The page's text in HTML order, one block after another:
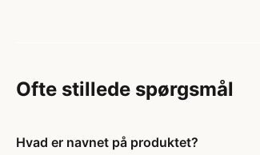
Ofte stillede spørgsmål
Hvad er navnet på produktet?